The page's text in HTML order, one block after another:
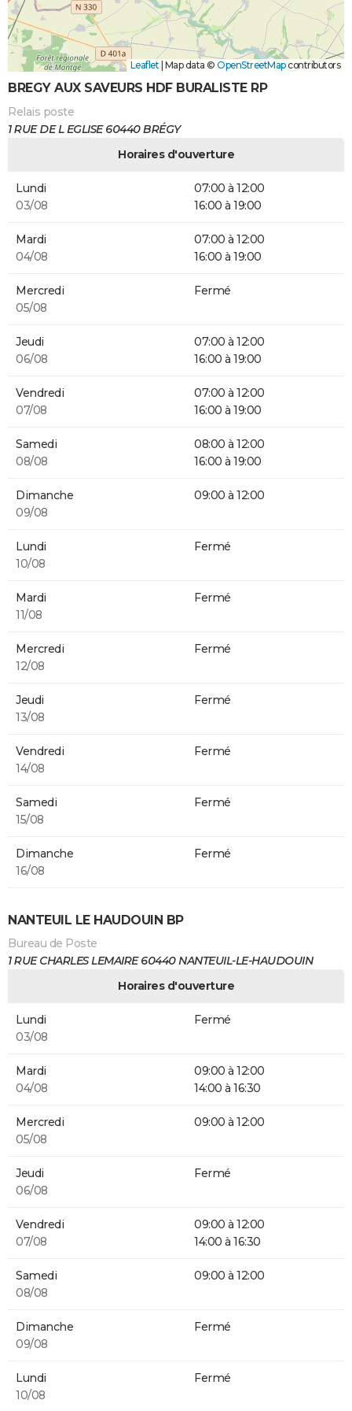
Leaflet Map data © OpenStreetMapcontributors
BREGY AUX SAVEURS HDF BURALISTE RP
Relais poste
1 RUE DE L EGLISE 60440 BRÉGY
Horaires d'ouverture
Lundi
03/08
07:00 à 12:00
16:00 à 19:00
Mardi
04/08
07:00 à 12:00
16:00 à 19:00
Mercredi
05/08
Fermé
Jeudi
06/08
07:00 à 12:00
16:00 à 19:00
Vendredi
07/08
07:00 à 12:00
16:00 à 19:00
Samedi
08/08
08:00 à 12:00
16:00 à 19:00
Dimanche
09/08
09:00 à 12:00
Lundi
10/08
Fermé
Mardi
11/08
Fermé
Mercredi
12/08
Fermé
Jeudi
13/08
Fermé
Vendredi
14/08
Fermé
Samedi
15/08
Fermé
Dimanche
16/08
Fermé
NANTEUIL LE HAUDOUIN BP
Bureau de Poste
1 RUE CHARLES LEMAIRE 60440 NANTEUIL-LE-HAUDOUIN
Horaires d'ouverture
Lundi
03/08
Fermé
Mardi
04/08
09:00 à 12:00
14:00 à 16:30
Mercredi
05/08
09:00 à 12:00
Jeudi
06/08
Fermé
Vendredi
07/08
09:00 à 12:00
14:00 à 16:30
Samedi
08/08
09:00 à 12:00
Dimanche
09/08
Fermé
Lundi
10/08
Fermé